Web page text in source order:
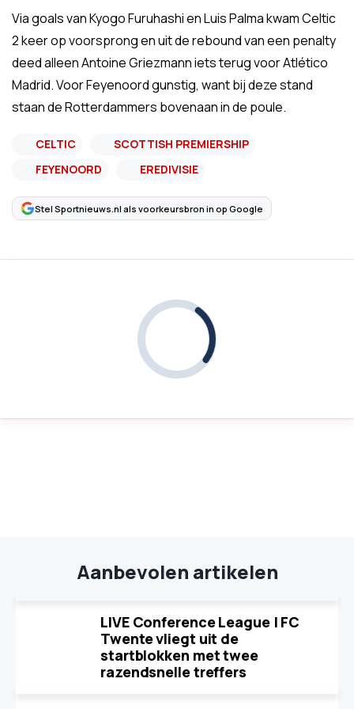
Via goals van Kyogo Furuhashi en Luis Palma kwam Celtic
2 keer op voorsprong en uit de rebound van een penalty
deed alleen Antoine Griezmann iets terug voor Atlético
Madrid. Voor Feyenoord gunstig, want bij deze stand
staan de Rotterdammers bovenaan in de poule.
CELTIC
SCOTTISH PREMIERSHIP
FEYENOORD
EREDIVISIE
Stel Sportnieuws.nl als voorkeursbron in op Google
Aanbevolen artikelen
LIVE Conference League | FC
Twente vliegt uit de
startblokken met twee
razendsnelle treffers